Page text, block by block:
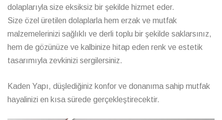
dolaplarıyla size eksiksiz bir şekilde hizmet eder.
Size özel üretilen dolaplarla hem erzak ve mutfak
malzemelerinizi sağlıklı ve derli toplu bir şekilde saklarsınız,
hem de gözünüze ve kalbinize hitap eden renk ve estetik
tasarımıyla zevkinizi sergilersiniz.
Kaden Yapı, düşlediğiniz konfor ve donanıma sahip mutfak
hayalinizi en kısa sürede gerçekleştirecektir.